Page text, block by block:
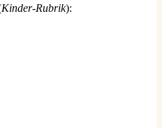
Kinder-Rubrik):